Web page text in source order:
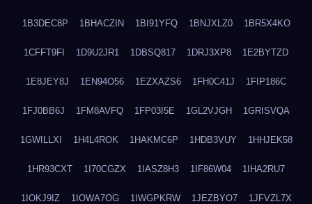
1B3DEC8P 1BHACZIN 1BI91YFQ 1BNJXLZ0 1BR5X4KO
1CFFT9FI 1D9U2JR1 1DBSQ817 1DRJ3XP8 1E2BYTZD
1E8JEY8J 1EN94O56 1EZXAZS6 1FH0C41J 1FIP186C
1FJ0BB6J 1FM8AVFQ 1FP03I5E 1GL2VJGH 1GRISVQA
1GWILLXI 1H4L4ROK 1HAKMC6P 1HDB3VUY 1HHJEK58
1HR93CXT 1I70CGZX 1IASZ8H3 1IF86W04 1IHA2RU7
1IOKJ9IZ 1IOWA7OG 1IWGPKRW 1JEZBYO7 1JFVZL7X